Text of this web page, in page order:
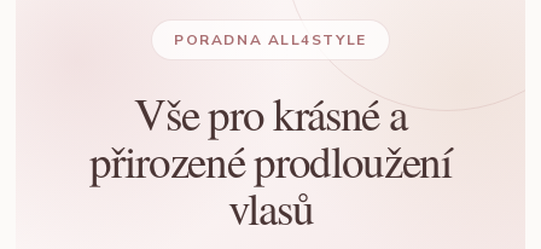
PORADNA ALL4STYLE
Vše pro krásné a
přirozené prodloužení
vlasů